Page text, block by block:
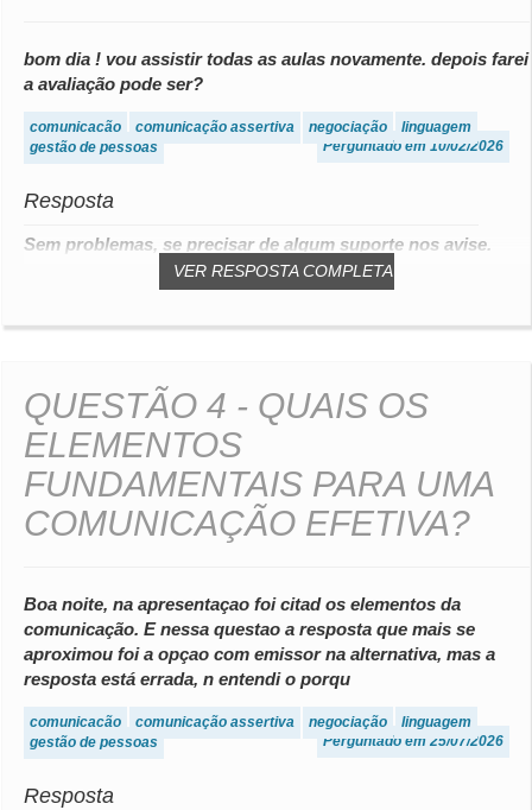
bom dia ! vou assistir todas as aulas novamente. depois farei
a avaliação pode ser?
comunicação comunicação assertiva negociação
linguagem
gestão de pessoas
Perguntado em 10/02/2026
Resposta
VER RESPOSTA COMPLETA
Sem problemas, se precisar de algum suporte nos avise.
QUESTÃO 4 - QUAIS OS
ELEMENTOS
FUNDAMENTAIS PARA UMA
COMUNICAÇÃO EFETIVA?
Boa noite, na apresentaçao foi citad os elementos da
comunicação. E nessa questao a resposta que mais se
aproximou foi a opçao com emissor na alternativa, mas a
resposta está errada, n entendi o porqu
comunicação comunicação assertiva negociação
linguagem
gestão de pessoas
Perguntado em 25/07/2026
Resposta